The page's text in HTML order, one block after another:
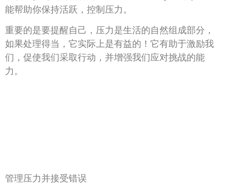
能帮助你保持活跃，控制压力。
重要的是要提醒自己，压力是生活的自然组成部分，
如果处理得当，它实际上是有益的！它有助于激励我
们，促使我们采取行动，并增强我们应对挑战的能
力。
管理压力并接受错误